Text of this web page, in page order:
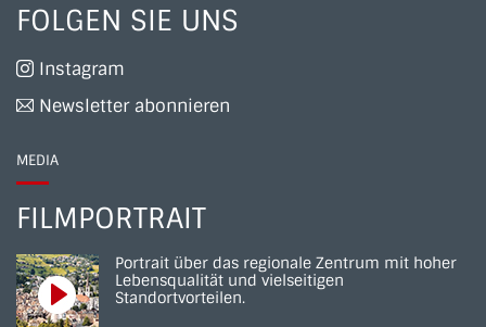
FOLGEN SIE UNS
Instagram
Newsletter abonnieren
MEDIA
FILMPORTRAIT
Portrait über das regionale Zentrum mit hoher
Lebensqualität und vielseitigen
Standortvorteilen.